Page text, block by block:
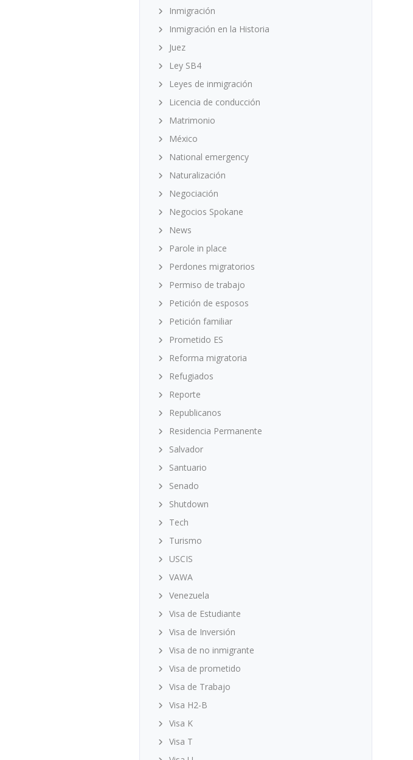
Inmigración
Inmigración en la Historia
Juez
Ley SB4
Leyes de inmigración
Licencia de conducción
Matrimonio
México
National emergency
Naturalización
Negociación
Negocios Spokane
News
Parole in place
Perdones migratorios
Permiso de trabajo
Petición de esposos
Petición familiar
Prometido ES
Reforma migratoria
Refugiados
Reporte
Republicanos
Residencia Permanente
Salvador
Santuario
Senado
Shutdown
Tech
Turismo
USCIS
VAWA
Venezuela
Visa de Estudiante
Visa de Inversión
Visa de no inmigrante
Visa de prometido
Visa de Trabajo
Visa H2-B
Visa K
Visa T